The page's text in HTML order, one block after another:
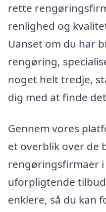
rette
renlighed og
Uanset om du har
rengøring,
noget helt tredje,
dig med at finde
Gennem vores
et overblik over de
rengøringsfirmaer
uforpligtende
enklere, så du kan